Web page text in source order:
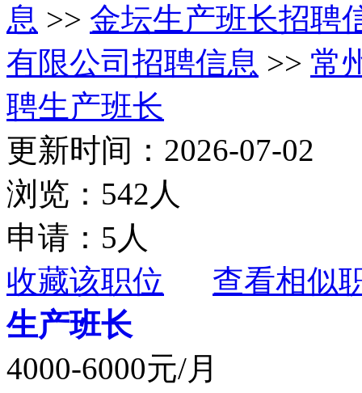
息 >> 金坛生产班长招聘
有限公司招聘信息 >> 常
聘生产班长
更新时间：2026-07-02
浏览：542人
申请：5人
收藏该职位
查看相似
生产班长
4000-6000元/月